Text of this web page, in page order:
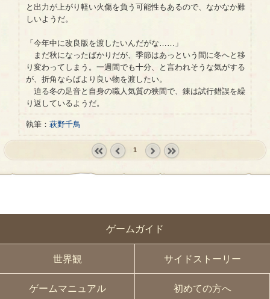
ゲームガイド
世界観 サイドストーリー
ゲームマニュアル 初めての方へ
と出力が上がり軽い火傷を負う可能性もあるので、なかなか難
しいようだ。
「今年中に改良版を渡したいんだがな……」
まだ秋になったばかりだが、季節はあっという間に冬へと移
り変わってしまう。一週間でも十分、と言われそうな気がする
が、折角ならばより良い物を渡したい。
迫る冬の足音と自身の職人気質の狭間で、錬は試行錯誤を繰
り返しているようだ。
執筆： 萩野千鳥
1